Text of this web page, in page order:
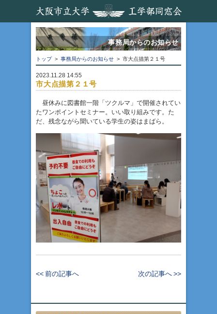
事務局からのお知らせ
トップ > 事務局からのお知らせ > 市大点描第２１号
2023.11.28 14:55
市大点描第２１号
昼休みに図書館一階「ツクルマ」で開催されてい
たワンポイントセミナー。いい取り組みです。た
だ、残念ながら聞いている学生の姿はまばら。
<< 前の記事へ 次の記事へ >>